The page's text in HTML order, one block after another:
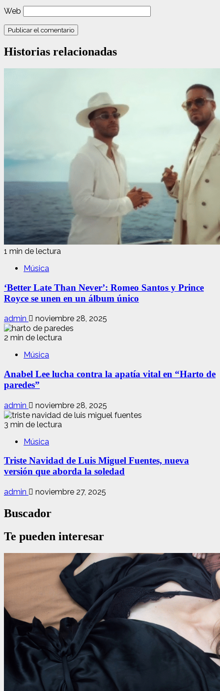
Web
Historias relacionadas
1 min de lectura
Música
‘Better Late Than Never’: Romeo Santos y Prince
Royce se unen en un álbum único
admin noviembre 28, 2025
2 min de lectura
Música
Anabel Lee lucha contra la apatía vital en “Harto de
paredes”
admin noviembre 28, 2025
3 min de lectura
Música
Triste Navidad de Luis Miguel Fuentes, nueva
versión que aborda la soledad
admin noviembre 27, 2025
Buscador
Te pueden interesar